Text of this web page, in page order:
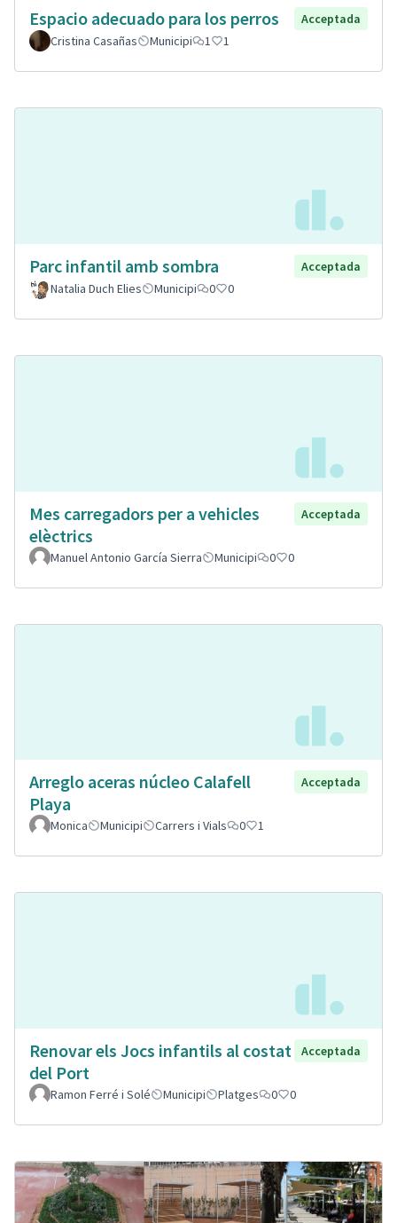
Espacio adecuado para los perros
Acceptada
Cristina Casañas
Municipi 1 1
Parc infantil amb sombra
Acceptada
Natalia Duch Elies
Municipi 0 0
Mes carregadors per a vehicles
elèctrics
Acceptada
Manuel Antonio García Sierra Municipi 0 0
Arreglo aceras núcleo Calafell
Playa
Acceptada
Monica Municipi Carrers i Vials 0 1
Renovar els Jocs infantils al costat
del Port
Acceptada
Ramon Ferré i Solé Municipi Platges 0 0